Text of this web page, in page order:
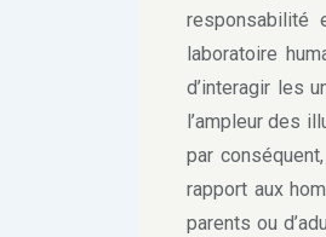
responsabilité
laboratoire
d’interagir les
l’ampleur des
par
rapport aux
parents ou